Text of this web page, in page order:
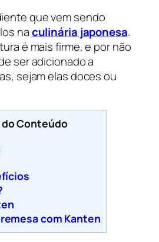
que vem sendo
naculinária japonesa.
é mais firme, e por não
ser adicionado a
sejam elas doces ou
Conteúdo
com Kanten